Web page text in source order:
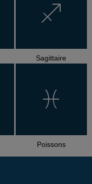
Sagittaire
Poissons